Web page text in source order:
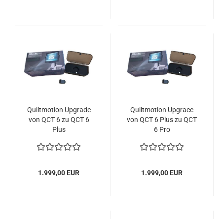
Quiltmotion Upgrade
von QCT 6 zu QCT 6
Plus
1.999,00 EUR
Quiltmotion Upgrace
von QCT 6 Plus zu QCT
6 Pro
1.999,00 EUR